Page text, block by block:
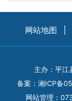
网站地图
主办：平江
备案： 湘ICP备
网站管理：